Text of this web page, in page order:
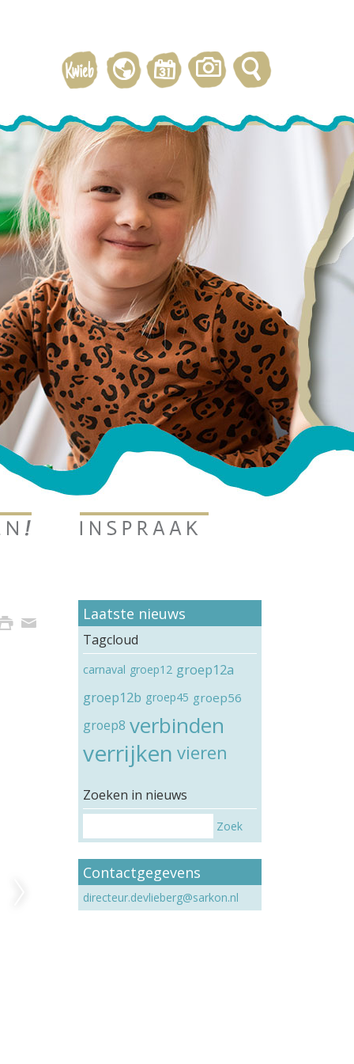
Laatste nieuws
Tagcloud
carnaval groep12 groep12a
groep12b groep45 groep56
groep8 verbinden
verrijken vieren
Zoeken in nieuws
Zoek
Contactgegevens
directeur.devlieberg@sarkon.nl